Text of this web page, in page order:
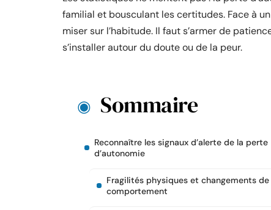
familial et bousculant les certitudes. Face à
miser sur l’habitude. Il faut s’armer de
s’installer autour du doute ou de la peur.
Sommaire
Reconnaître les signaux d’alerte de la perte
d’autonomie
Fragilités physiques et changements de
comportement